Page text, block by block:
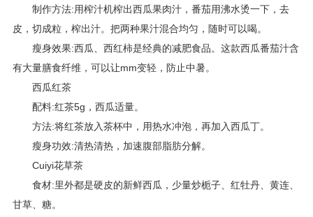
制作方法:用榨汁机榨出西瓜果肉汁，番茄用沸水烫一下，去
皮，切成粒，榨出汁。把两种果汁混合均匀，随时可以喝。
瘦身效果:西瓜、西红柿是经典的减肥食品。这款西瓜番茄汁含
有大量膳食纤维，可以让mm变轻，防止中暑。
西瓜红茶
配料:红茶5g，西瓜适量。
方法:将红茶放入茶杯中，用热水冲泡，再加入西瓜丁。
瘦身功效:清热清热，加速腹部脂肪分解。
Cuiyi花草茶
食材:里外都是硬皮的新鲜西瓜，少量炒栀子、红牡丹、黄连、
甘草、糖。